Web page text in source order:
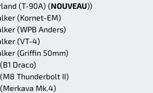
(T-90A) (NOUVEAU))
(Kornet-EM)
(WPB Anders)
(VT-4)
(Griffin 50mm)
Draco)
Thunderbolt II)
Mk.4)